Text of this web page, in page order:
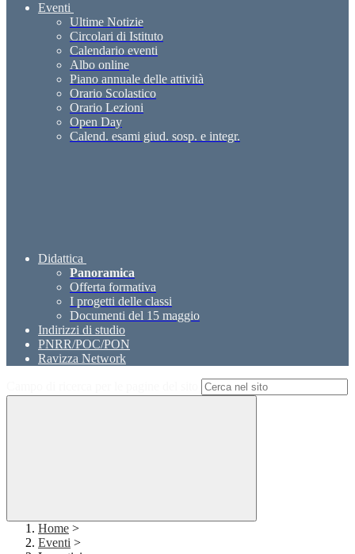
Eventi
Ultime Notizie
Circolari di Istituto
Calendario eventi
Albo online
Piano annuale delle attività
Orario Scolastico
Orario Lezioni
Open Day
Calend. esami giud. sosp. e integr.
Didattica
Panoramica
Offerta formativa
I progetti delle classi
Documenti del 15 maggio
Indirizzi di studio
PNRR/POC/PON
Ravizza Network
Home >
Eventi >